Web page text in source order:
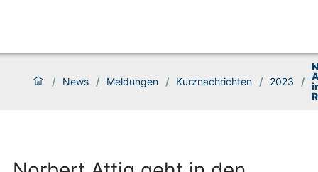
/ News / Meldungen / Kurznachrichten / 2023 /